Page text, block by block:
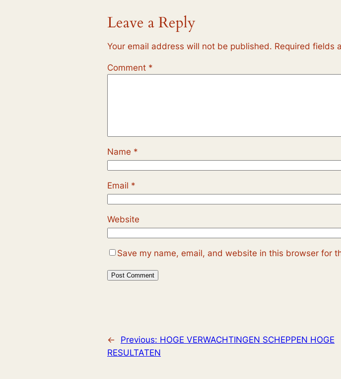
Leave a Reply
Your email address will not be published. Required fields
Comment *
Name *
Email *
Website
Save my name, email, and website in this browser for
← Previous: HOGE VERWACHTINGEN SCHEPPEN HOGE
RESULTATEN